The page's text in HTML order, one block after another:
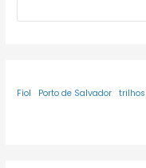
Fiol Porto de Salvador trilhos